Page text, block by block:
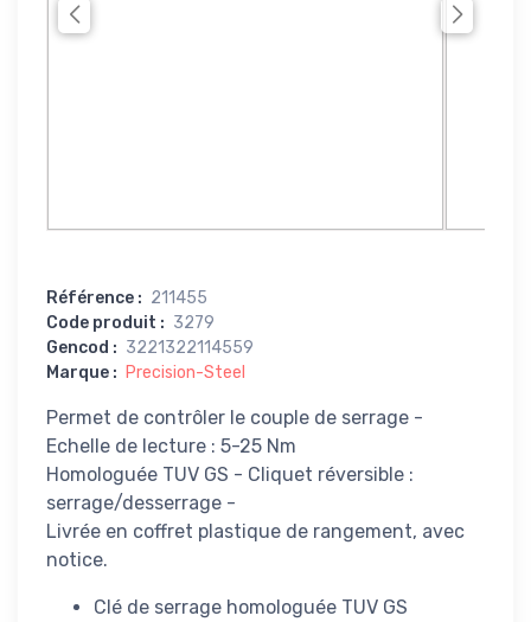
Référence : 211455
Code produit : 3279
Gencod : 3221322114559
Marque : Precision-Steel
Permet de contrôler le couple de serrage -
Echelle de lecture : 5-25 Nm
Homologuée TUV GS - Cliquet réversible :
serrage/desserrage -
Livrée en coffret plastique de rangement, avec
notice.
Clé de serrage homologuée TUV GS